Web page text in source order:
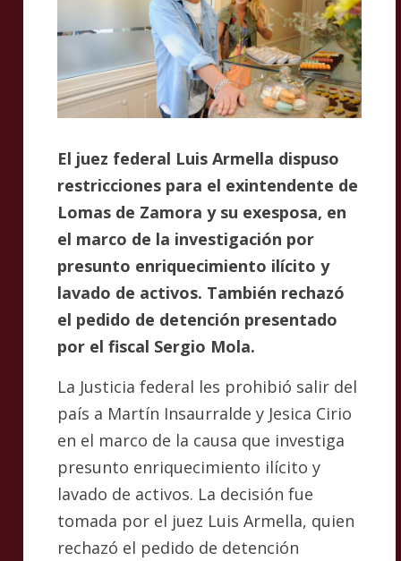
El juez federal Luis Armella dispuso
restricciones para el exintendente de
Lomas de Zamora y su exesposa, en
el marco de la investigación por
presunto enriquecimiento ilícito y
lavado de activos. También rechazó
el pedido de detención presentado
por el fiscal Sergio Mola.
La Justicia federal les prohibió salir del
país a Martín Insaurralde y Jesica Cirio
en el marco de la causa que investiga
presunto enriquecimiento ilícito y
lavado de activos. La decisión fue
tomada por el juez Luis Armella, quien
rechazó el pedido de detención